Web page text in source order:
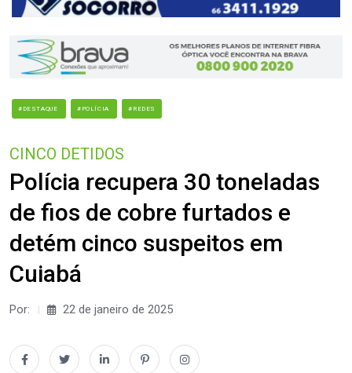
#DESTAQUE #POLÍCIA #REDES
CINCO DETIDOS
Polícia recupera 30 toneladas
de fios de cobre furtados e
detém cinco suspeitos em
Cuiabá
Por: 22 de janeiro de 2025